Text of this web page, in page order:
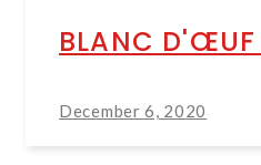
BLANC D'ŒUF
December 6, 2020